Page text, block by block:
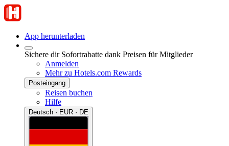
App herunterladen
Sichere dir Sofortrabatte dank Preisen für Mitglieder
Anmelden
Mehr zu Hotels.com Rewards
Posteingang
Reisen buchen
Hilfe
Deutsch · EUR · DE